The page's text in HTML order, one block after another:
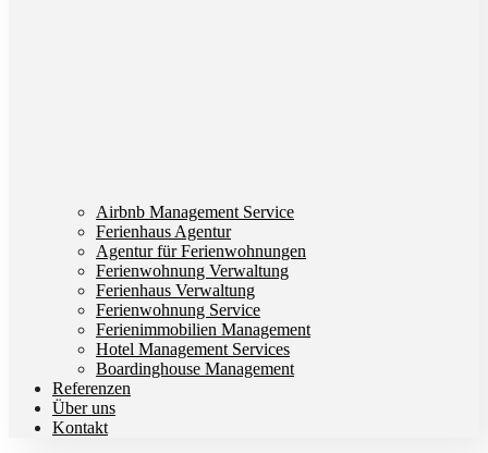
Airbnb Management Service
Ferienhaus Agentur
Agentur für Ferienwohnungen
Ferienwohnung Verwaltung
Ferienhaus Verwaltung
Ferienwohnung Service
Ferienimmobilien Management
Hotel Management Services
Boardinghouse Management
Referenzen
Über uns
Kontakt